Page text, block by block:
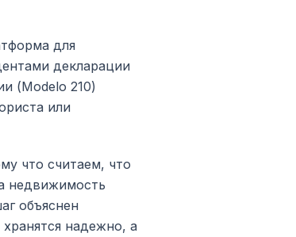
для
декларации
(Modelo 210)
или
что считаем, что
недвижимость
объяснен
надежно, а